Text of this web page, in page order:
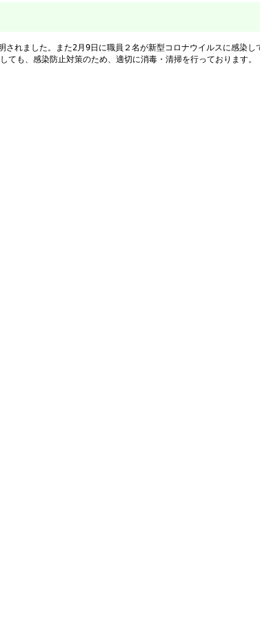
れました。また2月9日に職員２名が新型コロナウイルスに感染し
も、感染防止対策のため、適切に消毒・清掃を行っております。